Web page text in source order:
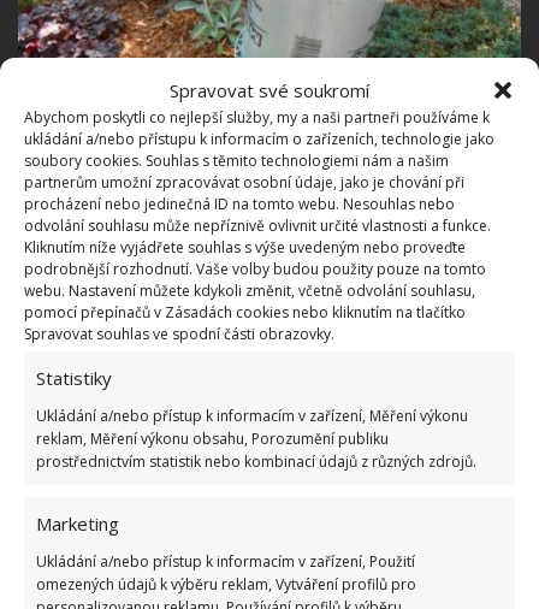
Spravovat své soukromí
Abychom poskytli co nejlepší služby, my a naši partneři používáme k
ukládání a/nebo přístupu k informacím o zařízeních, technologie jako
soubory cookies. Souhlas s těmito technologiemi nám a našim
partnerům umožní zpracovávat osobní údaje, jako je chování při
procházení nebo jedinečná ID na tomto webu. Nesouhlas nebo
odvolání souhlasu může nepříznivě ovlivnit určité vlastnosti a funkce.
Kliknutím níže vyjádřete souhlas s výše uvedeným nebo proveďte
podrobnější rozhodnutí. Vaše volby budou použity pouze na tomto
webu. Nastavení můžete kdykoli změnit, včetně odvolání souhlasu,
pomocí přepínačů v Zásadách cookies nebo kliknutím na tlačítko
Spravovat souhlas ve spodní části obrazovky.
Statistiky
Ukládání a/nebo přístup k informacím v zařízení, Měření výkonu
reklam, Měření výkonu obsahu, Porozumění publiku
prostřednictvím statistik nebo kombinací údajů z různých zdrojů.
Marketing
Ukládání a/nebo přístup k informacím v zařízení, Použití
omezených údajů k výběru reklam, Vytváření profilů pro